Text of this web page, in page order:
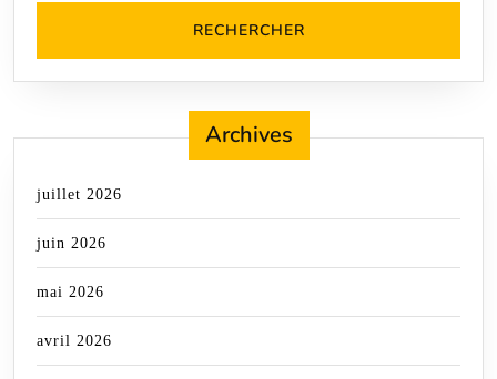
Archives
juillet 2026
juin 2026
mai 2026
avril 2026